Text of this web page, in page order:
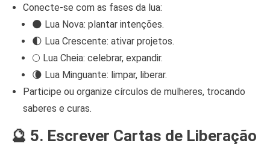
Conecte-se com as fases da lua:
🌑 Lua Nova: plantar intenções.
🌓 Lua Crescente: ativar projetos.
🌕 Lua Cheia: celebrar, expandir.
🌘 Lua Minguante: limpar, liberar.
Participe ou organize círculos de mulheres, trocando
saberes e curas.
🔮 5. Escrever Cartas de Liberação